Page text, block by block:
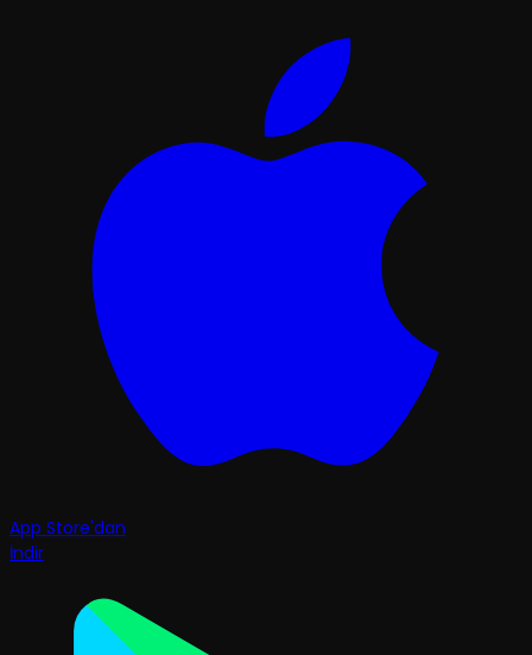
App Store'dan
İndir